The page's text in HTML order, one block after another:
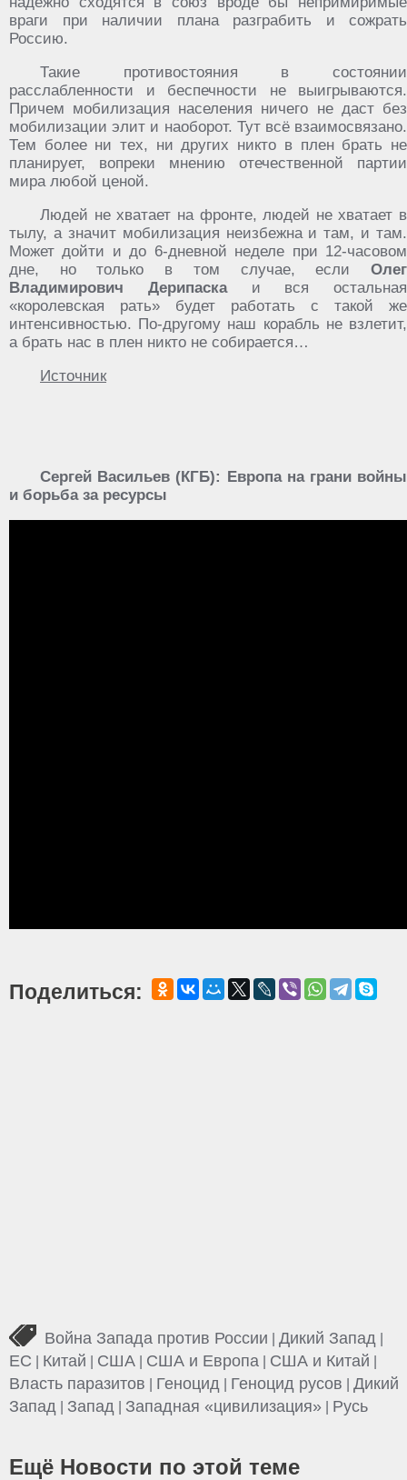
враги при наличии плана разграбить и сожрать
Россию.
Такие противостояния в состоянии
расслабленности и беспечности не выигрываются.
Причем мобилизация населения ничего не даст без
мобилизации элит и наоборот. Тут всё взаимосвязано.
Тем более ни тех, ни других никто в плен брать не
планирует, вопреки мнению отечественной партии
мира любой ценой.
Людей не хватает на фронте, людей не хватает в
тылу, а значит мобилизация неизбежна и там, и там.
Может дойти и до 6-дневной неделе при 12-часовом
дне, но только в том случае, если Олег
Владимирович Дерипаскаи вся остальная
«королевская рать» будет работать с такой же
интенсивностью. По-другому наш корабль не взлетит,
а брать нас в плен никто не собирается…
Источник
Сергей Васильев (КГБ): Европа на грани войны
и борьба за ресурсы
Поделиться:
Война Запада против России Дикий Запад
ЕС Китай США США и Европа США и Китай
Власть паразитов Геноцид Геноцид русов
Дикий
Запад
Запад Западная «цивилизация» Русь
Ещё Новости по этой теме